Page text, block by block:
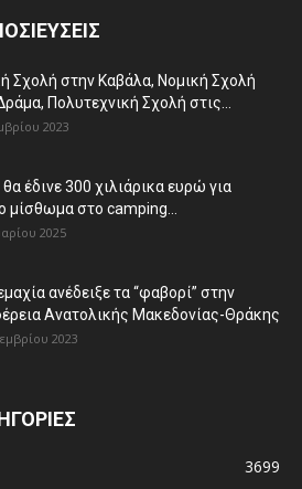
Σχολή στην Καβάλα, Νομική Σχολή
Πολυτεχνική Σχολή στις...
2023
θα έδινε 300 χιλιάρικα ευρώ για
μίσθωμα στο camping...
2025
ανέδειξε τα “φαβορί” στην
Ανατολικής Μακεδονίας-Θράκης
2023
3699